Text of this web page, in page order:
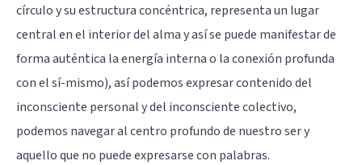
círculo y su estructura concéntrica, representa un lugar
central en el interior del alma y así se puede manifestar de
forma auténtica la energía interna o la conexión profunda
con el sí-mismo), así podemos expresar contenido del
inconsciente personal y del inconsciente colectivo,
podemos navegar al centro profundo de nuestro ser y
aquello que no puede expresarse con palabras.